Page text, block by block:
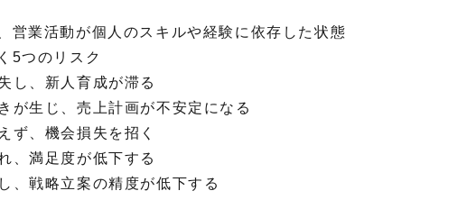
営業活動が個人のスキルや経験に依存した状態
5つのリスク
し、新人育成が滞る
が生じ、売上計画が不安定になる
ず、機会損失を招く
、満足度が低下する
、戦略立案の精度が低下する